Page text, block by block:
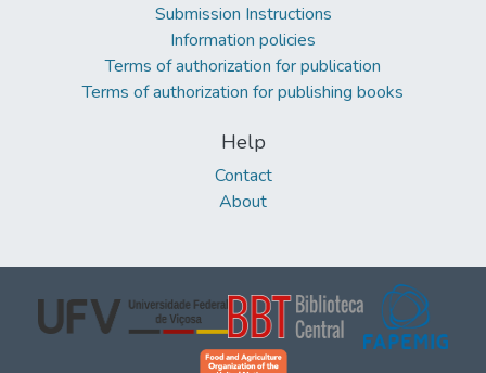
Submission Instructions
Information policies
Terms of authorization for publication
Terms of authorization for publishing books
Help
Contact
About